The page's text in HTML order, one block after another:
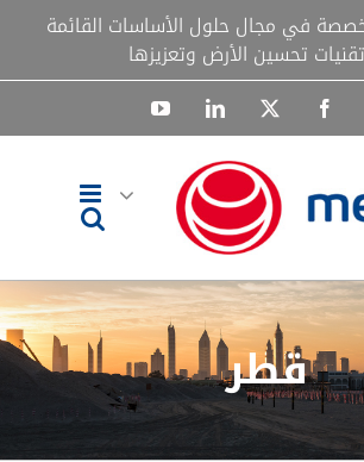
في مجال حلول الأساسات القائمة
تحسين الأرض وتعزيزها
Facebook
X
LinkedIn
YouTube
قطر